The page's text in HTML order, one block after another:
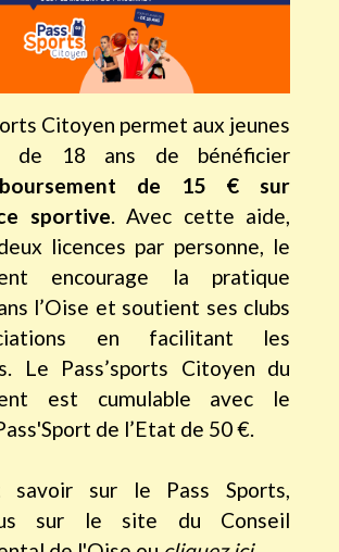
Citoyen permet aux jeunes
de 18 ans de bénéficier
de 15 € sur
sportive . Avec cette aide,
licences par personne, le
encourage la pratique
l’Oise et soutient ses clubs
en facilitant les
Le Pass’sports Citoyen du
est cumulable avec le
de l’Etat de 50 €.
savoir sur le Pass Sports,
sur le site du Conseil